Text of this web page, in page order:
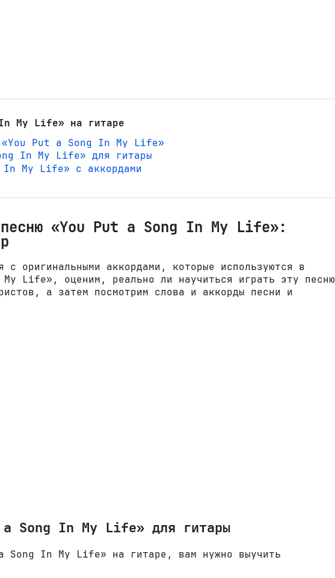
My Life» на гитаре
«You Put a Song In My Life»
In My Life» для гитары
In My Life» с аккордами
«You Put a Song In My Life»:
с оригинальными аккордами, которые используются в
Life», оценим, реально ли научиться играть эту песню
а затем посмотрим слова и аккорды песни и
a Song In My Life» для гитары
Song In My Life» на гитаре, вам нужно выучить